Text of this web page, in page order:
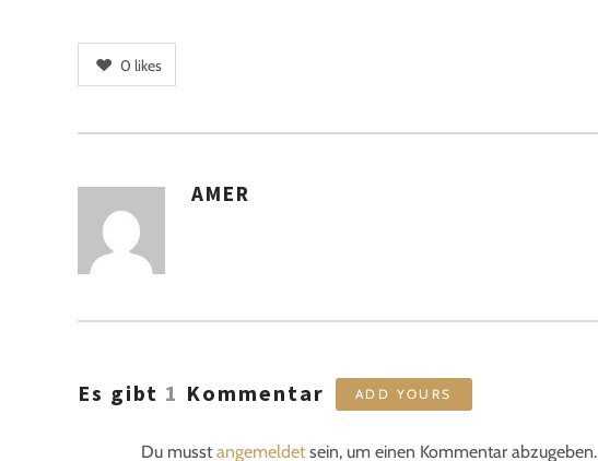
0 likes
AUTOREN
AMER
Es gibt 1 Kommentar ADD YOURS
Du musst angemeldet sein, um einen Kommentar abzugeben.